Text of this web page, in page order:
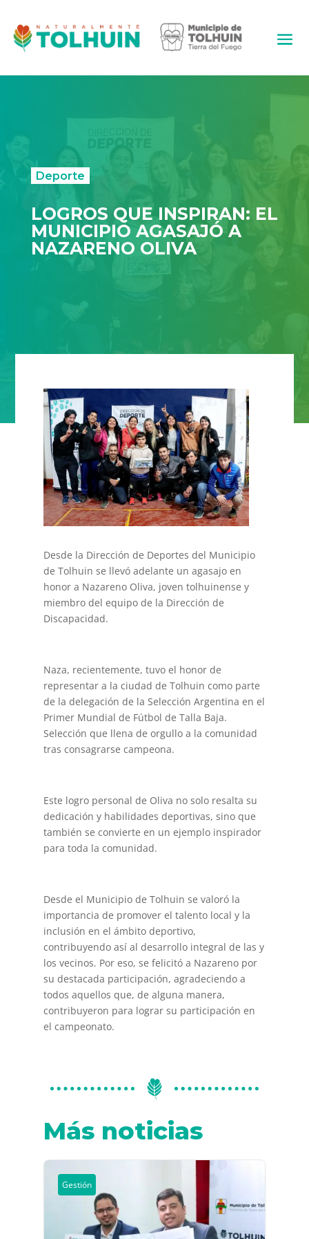
Deporte
LOGROS QUE INSPIRAN: EL
MUNICIPIO AGASAJÓ A
NAZARENO OLIVA
Desde la Dirección de Deportes del Municipio
de Tolhuin se llevó adelante un agasajo en
honor a Nazareno Oliva, joven tolhuinense y
miembro del equipo de la Dirección de
Discapacidad.
Naza, recientemente, tuvo el honor de
representar a la ciudad de Tolhuin como parte
de la delegación de la Selección Argentina en el
Primer Mundial de Fútbol de Talla Baja.
Selección que llena de orgullo a la comunidad
tras consagrarse campeona.
Este logro personal de Oliva no solo resalta su
dedicación y habilidades deportivas, sino que
también se convierte en un ejemplo inspirador
para toda la comunidad.
Desde el Municipio de Tolhuin se valoró la
importancia de promover el talento local y la
inclusión en el ámbito deportivo,
contribuyendo así al desarrollo integral de las y
los vecinos. Por eso, se felicitó a Nazareno por
su destacada participación, agradeciendo a
todos aquellos que, de alguna manera,
contribuyeron para lograr su participación en
el campeonato.
Más noticias
Gestión